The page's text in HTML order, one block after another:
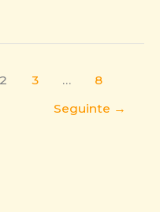
2 3 …
8
Seguinte →